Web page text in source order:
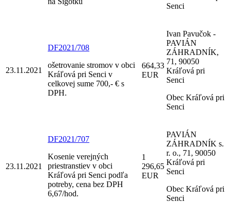
Senci
23.11.2021
DF2021/708
ošetrovanie stromov v obci
Kráľová pri Senci v
celkovej sume 700,- € s
DPH.
664,33
EUR
Ivan Pavučok -
PAVIÁN
ZÁHRADNÍK,
71, 90050
Kráľová pri
Senci
Obec Kráľová pri
Senci
23.11.2021
DF2021/707
Kosenie verejných
priestranstiev v obci
Kráľová pri Senci podľa
potreby, cena bez DPH
6,67/hod.
1
296,65
EUR
PAVIÁN
ZÁHRADNÍK s.
r. o., 71, 90050
Kráľová pri
Senci
Obec Kráľová pri
Senci